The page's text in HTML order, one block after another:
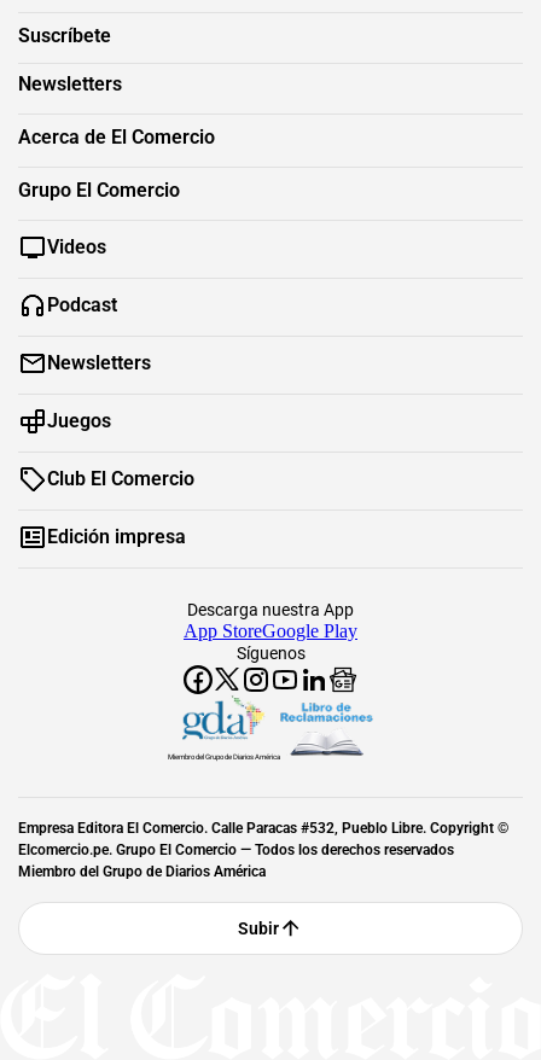
Suscríbete
Newsletters
Acerca de El Comercio
Grupo El Comercio
Videos
Podcast
Newsletters
Juegos
Club El Comercio
Edición impresa
Síguenos
Descarga nuestra App
App StoreGoogle Play
Miembro del Grupo de Diarios América
Empresa Editora El Comercio. Calle Paracas #532, Pueblo Libre. Copyright ©
Elcomercio.pe. Grupo El Comercio — Todos los derechos reservados
Miembro del Grupo de Diarios América
Subir